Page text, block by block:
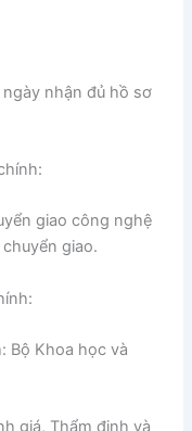
nhận đủ hồ sơ
giao công nghệ
giao.
Bộ Khoa học và
giá, Thẩm định và